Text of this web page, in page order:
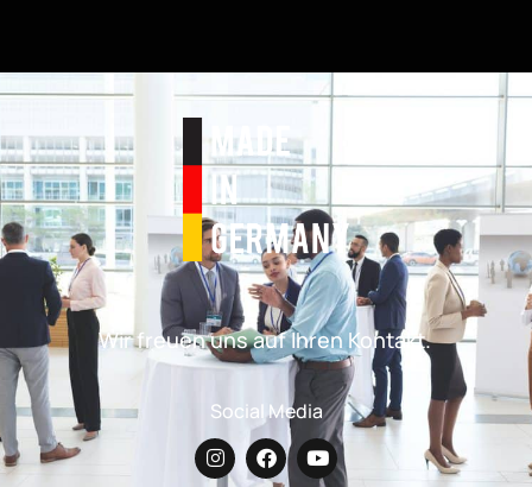
Wir freuen uns auf Ihren Kontakt.
Social Media